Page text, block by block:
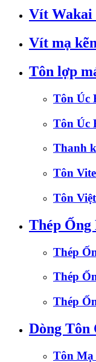
Vít Wakai
Vít mạ
Tôn lợp
Tôn Úc
Tôn Úc
Thanh
Tôn
Tôn
Thép
Thép
Thép
Thép
Dòng Tôn
Tôn